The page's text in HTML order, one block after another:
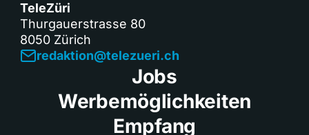
TeleZüri
Thurgauerstrasse 80
8050 Zürich
redaktion@telezueri.ch
Jobs
Werbemöglichkeiten
Empfang